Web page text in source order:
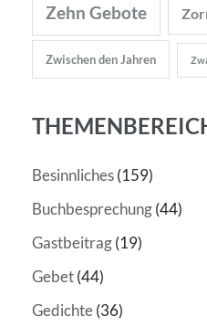
Zehn Gebote
Zwischen den Jahren
Besinnliches(159)
Buchbesprechung(44)
Gastbeitrag(19)
Gebet(44)
Gedichte(36)